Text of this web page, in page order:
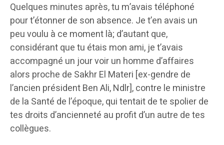
Quelques minutes après, tu m’avais téléphoné
pour t’étonner de son absence. Je t’en avais un
peu voulu à ce moment là; d’autant que,
considérant que tu étais mon ami, je t’avais
accompagné un jour voir un homme d’affaires
alors proche de Sakhr El Materi [ex-gendre de
l’ancien président Ben Ali, Ndlr], contre le ministre
de la Santé de l’époque, qui tentait de te spolier de
tes droits d’ancienneté au profit d’un autre de tes
collègues.